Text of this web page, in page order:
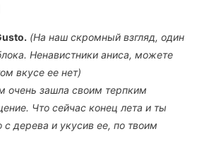
(На наш скромный взгляд, один
Ненавистники аниса, можете
вкусе ее нет)
очень зашла своим терпким
Что сейчас конец лета и ты
дерева и укусив ее, по твоим